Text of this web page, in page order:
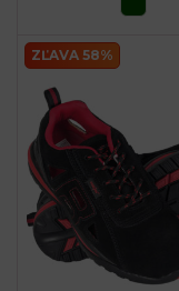
ZĽAVA 58%